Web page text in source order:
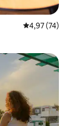
4,97 de uma
4,97 (74)